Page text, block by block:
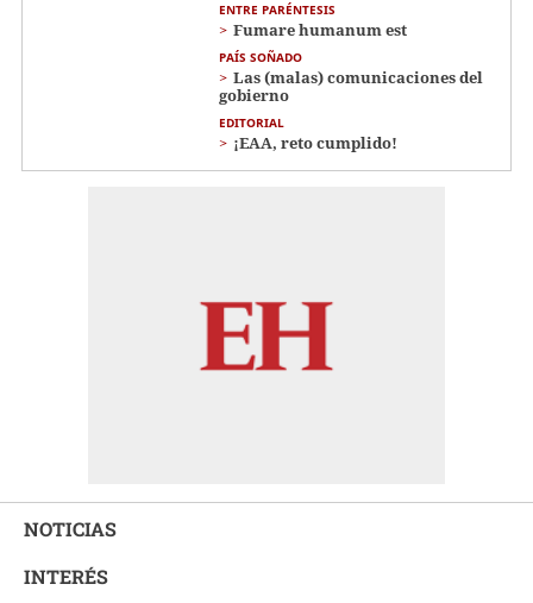
ENTRE PARÉNTESIS
Fumare humanum est
PAÍS SOÑADO
Las (malas) comunicaciones del
gobierno
EDITORIAL
¡EAA, reto cumplido!
NOTICIAS
INTERÉS